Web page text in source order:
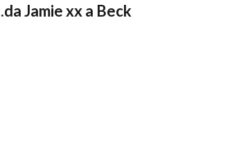
Jamie xx a Beck